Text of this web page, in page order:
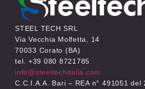
STEEL TECH SRL
Via Vecchia Molfetta, 14
70033 Corato (BA)
tel. +39 080 8721785
info@steeltechitalia.com
C.C.I.A.A. Bari – REA n° 491051 del